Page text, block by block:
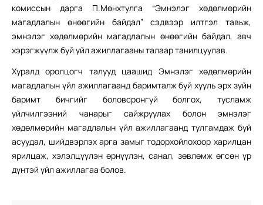
комиссын дарга П.Мөнхтулга “Эмнэлэг хөдөлмөрийн
магадлалын өнөөгийн байдал” сэдвээр илтгэл тавьж,
эмнэлэг хөдөлмөрийн магадлалын өнөөгийн байдал, авч
хэрэгжүүлж буй үйл ажиллагааны талаар танилцуулав.
Хуралд оролцогч талууд цаашид Эмнэлэг хөдөлмөрийн
магадлалын үйл ажиллагаанд баримталж буй хууль эрх зүйн
баримт бичгийг боловсронгуй болгох, тусламж
үйлчилгээний чанарыг сайжруулах болон эмнэлэг
хөдөлмөрийн магадлалын үйл ажиллагаанд тулгамдаж буй
асуудал, шийдвэрлэх арга замыг тодорхойлохоор харилцан
ярилцаж, хэлэлцүүлэн өрнүүлэн, санал, зөвлөмж өгсөн үр
дүнтэй үйл ажиллагаа болов.